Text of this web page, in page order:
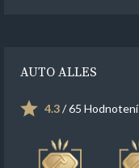
AUTO ALLES
4.3/ 65 Hodnotení